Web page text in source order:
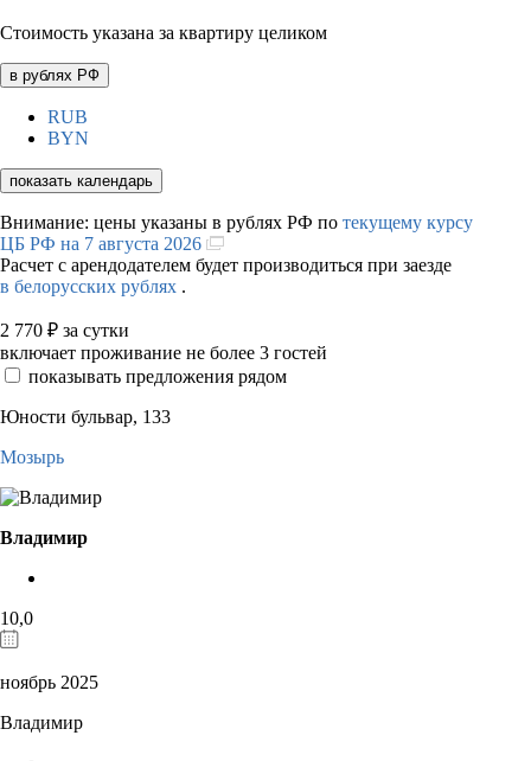
Стоимость указана за квартиру целиком
в рублях РФ
RUB
BYN
показать календарь
Внимание: цены указаны в рублях РФ по текущему курсу
ЦБ РФ на 7 августа 2026
Расчет с арендодателем будет производиться при заезде
в белорусских рублях .
2 770 ₽ за сутки
включает проживание не более 3 гостей
показывать предложения рядом
Юности бульвар, 133
Мозырь
Владимир
10,0
ноябрь 2025
Владимир